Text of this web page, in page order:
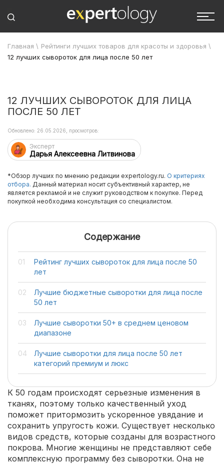
Главная \ Рейтинги лучших товаров для красоты и здоровья \
12 лучших сывороток для лица после 50 лет
12 ЛУЧШИХ СЫВОРОТОК ДЛЯ ЛИЦА
ПОСЛЕ 50 ЛЕТ
Эксперт
Дарья Алексеевна Литвинова
Обновлено: 26.05.2026, просмотров:
*Обзор лучших по мнению редакции expertology.ru. О критериях
отбора. Данный материал носит субъективный характер, не
является рекламой и не служит руководством к покупке. Перед
покупкой необходима консультация со специалистом.
Содержание
Рейтинг лучших сывороток для лица после 50
лет
Лучшие бюджетные сыворотки для лица после
50 лет
Лучшие сыворотки 50+ в среднем ценовом
диапазоне
Лучшие сыворотки для лица после 50 лет
категорий премиум и люкс
К 50 годам происходят серьезные изменения в
тканях, поэтому только качественный уход
поможет притормозить ускоренное увядание и
сохранить упругость кожи. Существует несколько
видов средств, которые созданы для возрастного
покрова. Многие женщины не представляют себе
комплексную программу без сыворотки. Она не